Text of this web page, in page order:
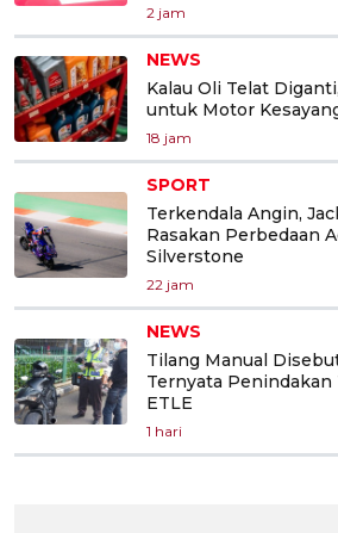
2 jam
NEWS
Kalau Oli Telat
untuk Motor
18 jam
SPORT
Terkendala Angin,
Rasakan Perbedaan
Silverstone
22 jam
NEWS
Tilang Manual
Ternyata
ETLE
1 hari